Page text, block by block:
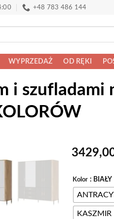
+48 783 486 144
WYPRZEDAŻ OD RĘKI
i szufladami
Kolor : BIAŁY
KASZMIR
Alternative: